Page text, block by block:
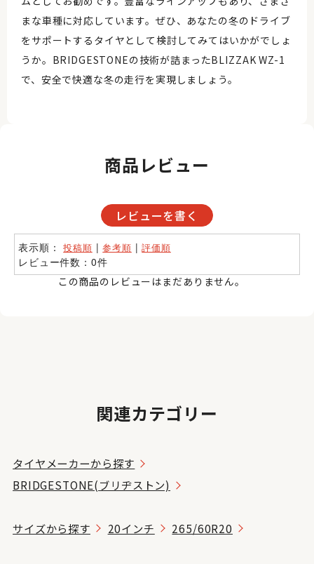
まな車種に対応しています。ぜひ、あなたの冬のドライブ
をサポートするタイヤとして検討してみてはいかがでしょ
うか。BRIDGESTONEの技術が詰まったBLIZZAK WZ-1
で、安全で快適な冬の走行を実現しましょう。
商品レビュー
レビューを書く
表示順：投稿順 |参考順 |評価順
レビュー件数：0件
この商品のレビューはまだありません。
関連カテゴリー
タイヤメーカーから探す
BRIDGESTONE(ブリヂストン)
サイズから探す 20インチ 265/60R20